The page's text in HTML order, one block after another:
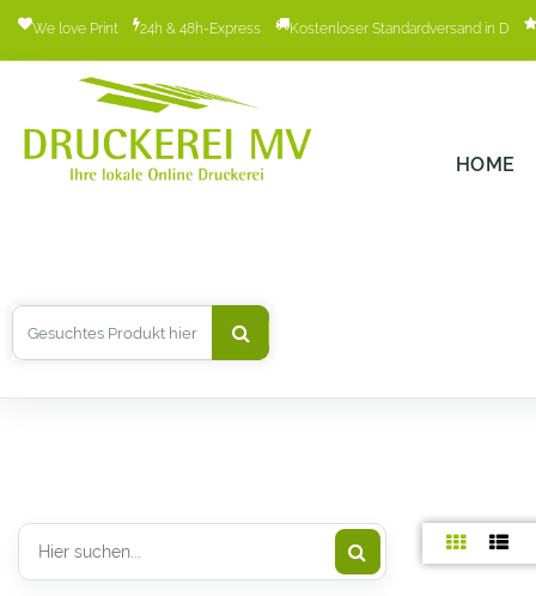
We love Print 24h & 48h-Express Kostenloser Standardversand in D
HOME